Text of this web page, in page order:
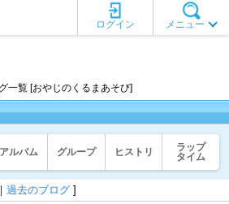
メニュー
ログイン
一覧 [おやじのくるまあそび]
アルバム グループ ヒストリ
ラップ
タイム
｜ 過去のブログ ]